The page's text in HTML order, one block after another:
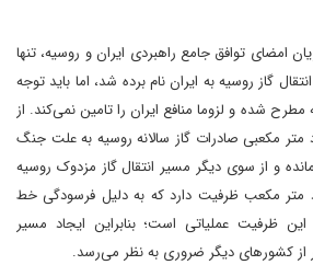
امضای توافق جامع راهبردی ایران و روسیه، تنها
گاز روسیه به ایران نام برده شد، اما باید توجه
شده و لزوما منافع ایران را تامین نمی‌کند. از
۱۲۰ میلیارد متر مکعبی صادرات گاز سالانه روسیه به علت جنگ
و از سوی دیگر مسیر انتقال گاز مزدوک روسیه
تنها ۱۰ میلیارد متر مکعب ظرفیت دارد که به دلیل فرسودگی خط
تنها ۲۰ درصد این ظرفیت عملیاتی است؛ بنابراین ایجاد مسیر
از کشور‌های دیگر ضروری به نظر می‌رسد.